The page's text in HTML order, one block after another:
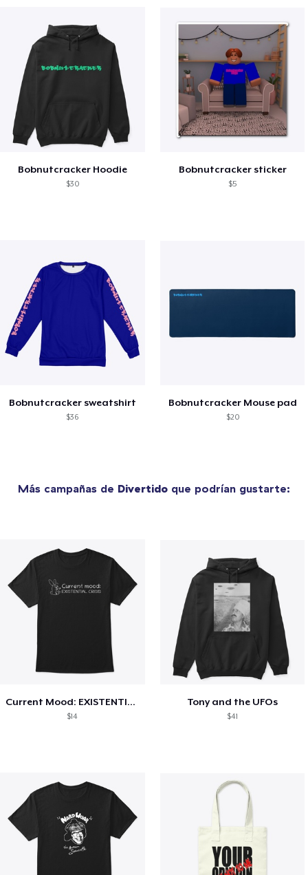
Bobnutcracker Hoodie
$30
Bobnutcracker sticker
$5
Bobnutcracker sweatshirt
$36
Bobnutcracker Mouse pad
$20
Más campañas de Divertido que podrían gustarte:
Current Mood: EXISTENTIAL CRISIS
$14
Tony and the UFOs
$41